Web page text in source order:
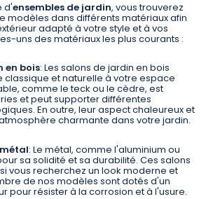
d'ensembles de jardin, vous trouverez
modèles dans différents matériaux afin
adapté à votre style et à vos
uns des matériaux les plus courants :
en bois: Les salons de jardin en bois
et naturelle à votre espace
comme le teck ou le cèdre, est
et peut supporter différentes
En outre, leur aspect chaleureux et
charmante dans votre jardin.
: Le métal, comme l'aluminium ou
sa solidité et sa durabilité. Ces salons
vous recherchez un look moderne et
de nos modèles sont dotés d'un
pour résister à la corrosion et à l'usure.